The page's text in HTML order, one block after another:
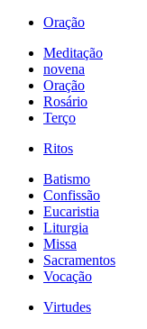
Oração
Meditação
novena
Oração
Rosário
Terço
Ritos
Batismo
Confissão
Eucaristia
Liturgia
Missa
Sacramentos
Vocação
Virtudes